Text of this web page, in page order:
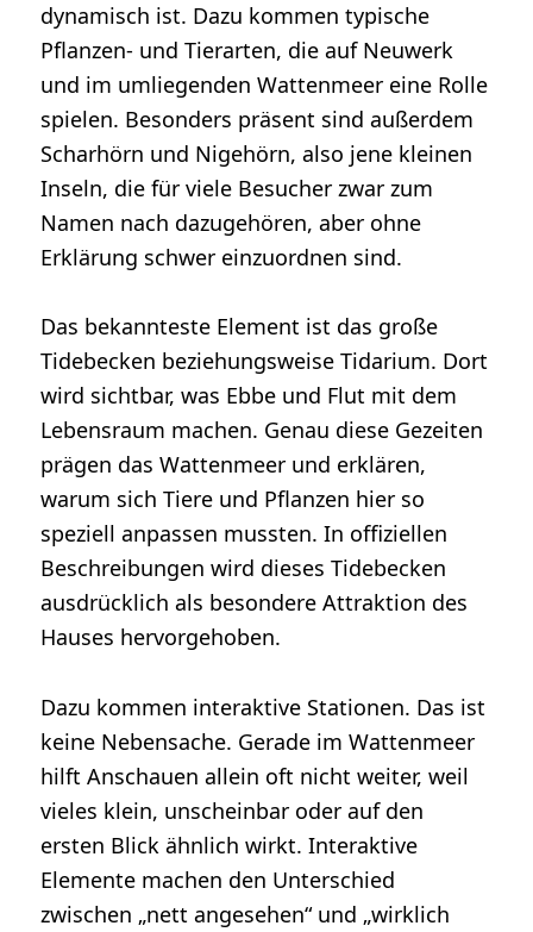
dynamisch ist. Dazu kommen typische
Pflanzen- und Tierarten, die auf Neuwerk
und im umliegenden Wattenmeer eine Rolle
spielen. Besonders präsent sind außerdem
Scharhörn und Nigehörn, also jene kleinen
Inseln, die für viele Besucher zwar zum
Namen nach dazugehören, aber ohne
Erklärung schwer einzuordnen sind.
Das bekannteste Element ist das große
Tidebecken beziehungsweise Tidarium. Dort
wird sichtbar, was Ebbe und Flut mit dem
Lebensraum machen. Genau diese Gezeiten
prägen das Wattenmeer und erklären,
warum sich Tiere und Pflanzen hier so
speziell anpassen mussten. In offiziellen
Beschreibungen wird dieses Tidebecken
ausdrücklich als besondere Attraktion des
Hauses hervorgehoben.
Dazu kommen interaktive Stationen. Das ist
keine Nebensache. Gerade im Wattenmeer
hilft Anschauen allein oft nicht weiter, weil
vieles klein, unscheinbar oder auf den
ersten Blick ähnlich wirkt. Interaktive
Elemente machen den Unterschied
zwischen „nett angesehen“ und „wirklich